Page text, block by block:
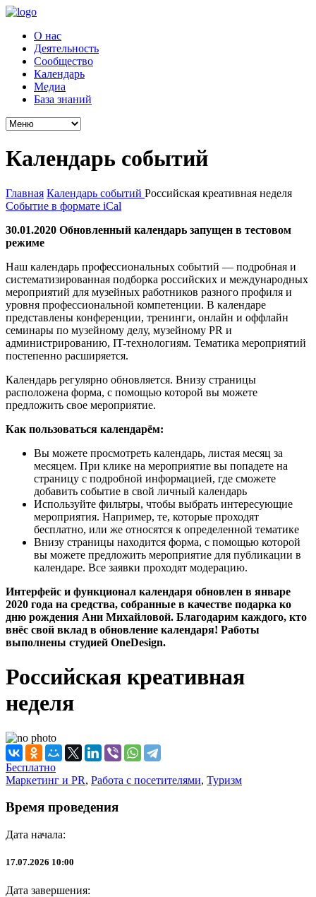
О нас
Деятельность
Сообщество
Календарь
Медиа
База знаний
Календарь событий
Главная Календарь событий Российская креативная неделя
Событие в формате iCal
30.01.2020 Обновленный календарь запущен в тестовом
режиме
Наш календарь профессиональных событий — подробная и
систематизированная подборка российских и международных
мероприятий для музейных работников разного профиля и
уровня профессиональной компетенции. В календаре
представлены конференции, тренинги, онлайн и оффлайн
семинары по музейному делу, музейному PR и
администрированию, IT-технологиям. Тематика мероприятий
постепенно расширяется.
Календарь регулярно обновляется. Внизу страницы
расположена форма, с помощью которой вы можете
предложить свое мероприятие.
Как пользоваться календарём:
Вы можете просмотреть календарь, листая месяц за
месяцем. При клике на мероприятие вы попадете на
страницу с подробной информацией, где сможете
добавить событие в свой личный календарь
Используйте фильтры, чтобы выбрать интересующие
мероприятия. Например, те, которые проходят
бесплатно, или же относятся к определенной тематике
Внизу страницы находится форма, с помощью которой
вы можете предложить мероприятие для публикации в
календаре. Все заявки проходят модерацию.
Интерфейс и функционал календаря обновлен в январе
2020 года на средства, собранные в качестве подарка ко
дню рождения Ани Михайловой. Благодарим каждого, кто
внёс свой вклад в обновление календаря! Работы
выполнены студией OneDesign.
Российская креативная
неделя
Бесплатно
Маркетинг и PR, Работа с посетителями, Туризм
Время проведения
Дата начала:
17.07.2026 10:00
Дата завершения: